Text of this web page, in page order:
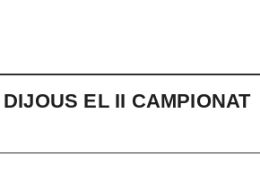
EL II CAMPIONAT